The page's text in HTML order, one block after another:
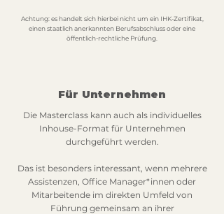
Achtung: es handelt sich hierbei nicht um ein IHK-Zertifikat,
einen staatlich anerkannten Berufsabschluss oder eine
öffentlich-rechtliche Prüfung.
Für Unternehmen
Die Masterclass kann auch als individuelles
Inhouse-Format für Unternehmen
durchgeführt werden.
Das ist besonders interessant, wenn mehrere
Assistenzen, Office Manager*innen oder
Mitarbeitende im direkten Umfeld von
Führung gemeinsam an ihrer